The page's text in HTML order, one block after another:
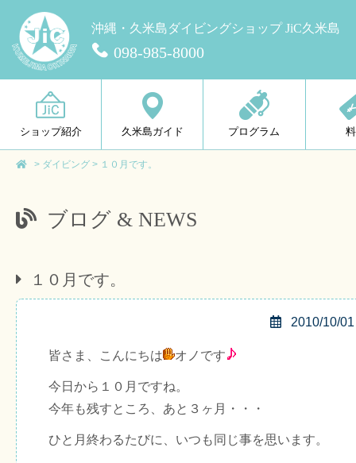
沖縄・久米島ダイビングショップ JiC久米島
098-985-8000
ショップ紹介 久米島ガイド プログラム
> ダイビング > １０月です。
ブログ & NEWS
１０月です。
2010/10/01
皆さま、こんにちは オノです
今日から１０月ですね。
今年も残すところ、あと３ヶ月・・・
ひと月終わるたびに、いつも同じ事を思います。